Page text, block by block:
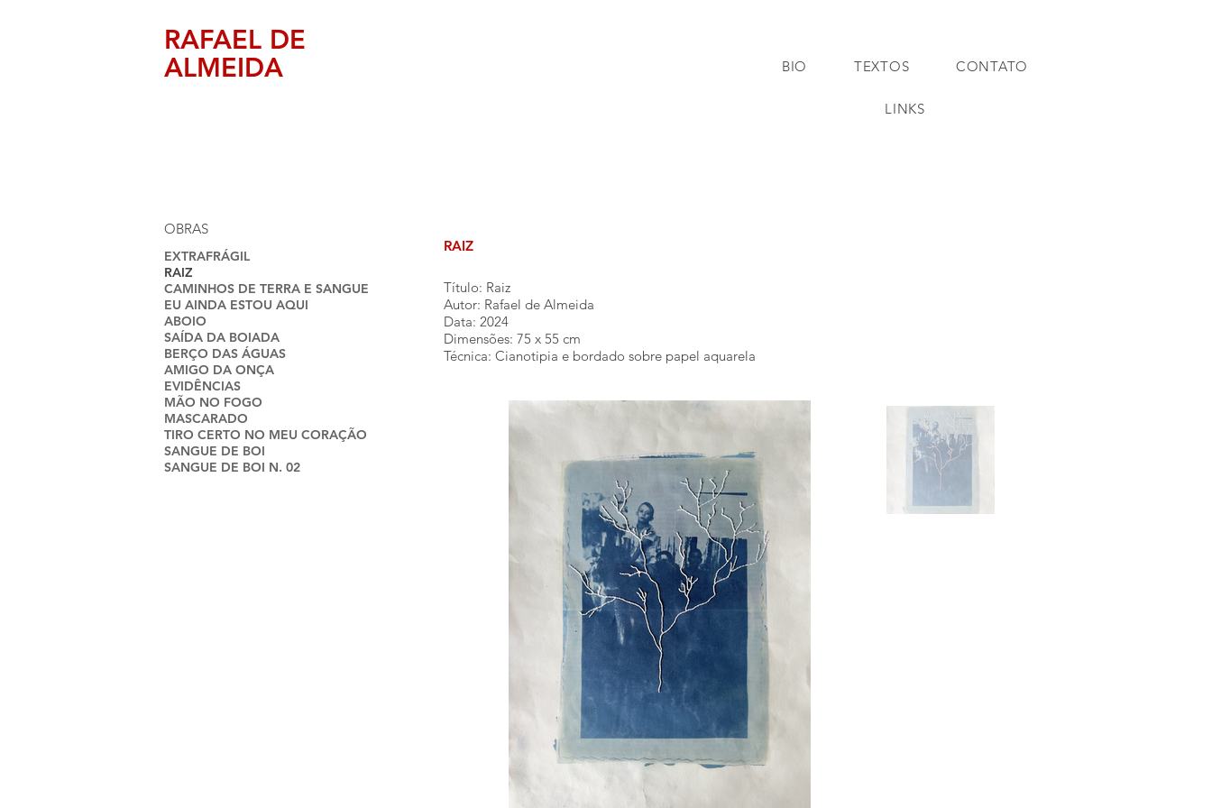
RAFAEL DE
ALMEIDA
BIO TEXTOS CONTATO
LINKS
RAIZ
Título: Raiz
Autor: Rafael de Almeida
Data: 2024
Dimensões: 75 x 55 cm
Técnica: Cianotipia e bordado sobre papel aquarela
EXTRAFRÁGIL
RAIZ
CAMINHOS DE TERRA E SANGUE
EU AINDA ESTOU AQUI
ABOIO
SAÍDA DA BOIADA
BERÇO DAS ÁGUAS
AMIGO DA ONÇA
EVIDÊNCIAS
MÃO NO FOGO
MASCARADO
TIRO CERTO NO MEU CORAÇÃO
SANGUE DE BOI
SANGUE DE BOI N. 02
OBRAS